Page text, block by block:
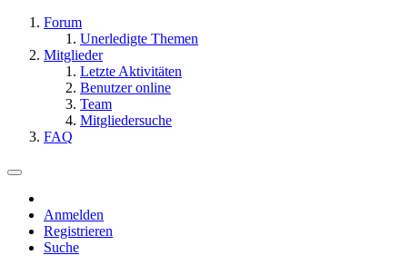
Forum
Unerledigte Themen
Mitglieder
Letzte Aktivitäten
Benutzer online
Team
Mitgliedersuche
FAQ
Anmelden
Registrieren
Suche